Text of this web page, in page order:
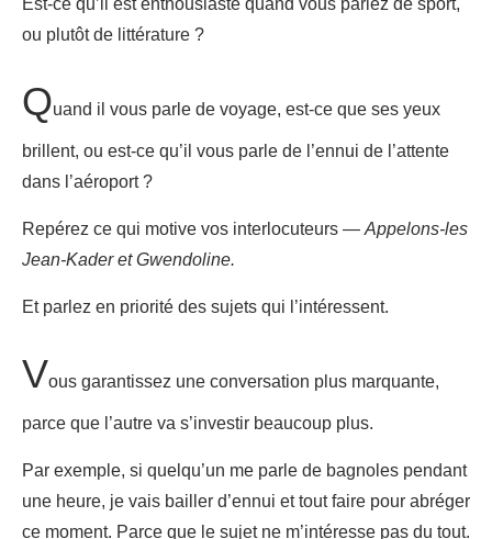
Est-ce qu’il est enthousiaste quand vous parlez de sport,
ou plutôt de littérature ?
Quand il vous parle de voyage, est-ce que ses yeux
brillent, ou est-ce qu’il vous parle de l’ennui de l’attente
dans l’aéroport ?
Repérez ce qui motive vos interlocuteurs — Appelons-les
Jean-Kader et Gwendoline.
Et parlez en priorité des sujets qui l’intéressent.
Vous garantissez une conversation plus marquante,
parce que l’autre va s’investir beaucoup plus.
Par exemple, si quelqu’un me parle de bagnoles pendant
une heure, je vais bailler d’ennui et tout faire pour abréger
ce moment. Parce que le sujet ne m’intéresse pas du tout.